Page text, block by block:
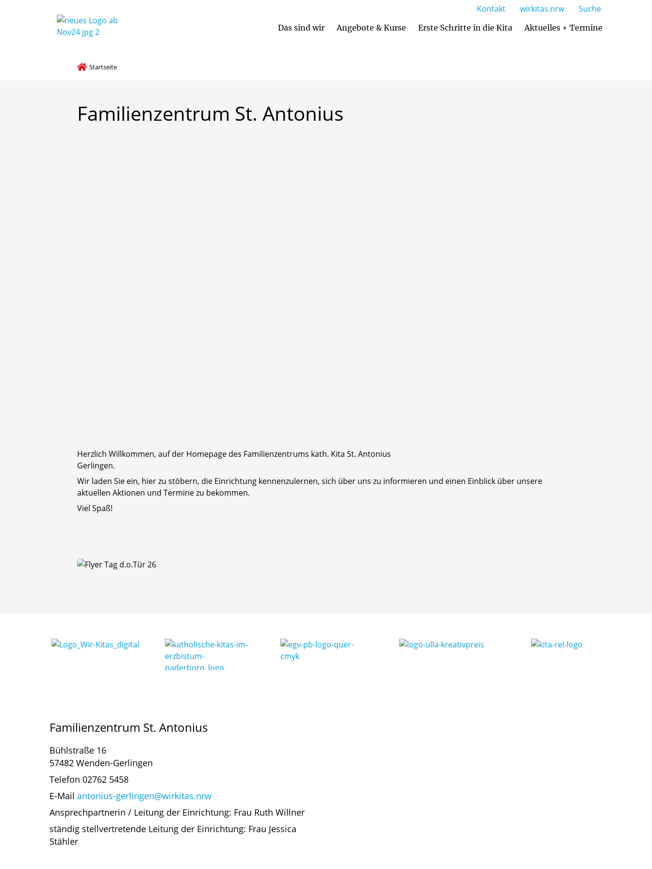
Das sind wir Angebote & Kurse Erste Schritte in die Kita Aktuelles + Termine
Kontakt wirkitas.nrw Suche
Startseite
Familienzentrum St. Antonius
Herzlich Willkommen, auf der Homepage des Familienzentrums kath. Kita St. Antonius
Gerlingen.
Wir laden Sie ein, hier zu stöbern, die Einrichtung kennenzulernen, sich über uns zu informieren und einen Einblick über unsere
aktuellen Aktionen und Termine zu bekommen.
Viel Spaß!
Familienzentrum St. Antonius
Bühlstraße 16
57482 Wenden-Gerlingen
Telefon 02762 5458
E-Mail antonius-gerlingen@wirkitas.nrw
Ansprechpartnerin / Leitung der Einrichtung: Frau Ruth Willner
ständig stellvertretende Leitung der Einrichtung: Frau Jessica
Stähler